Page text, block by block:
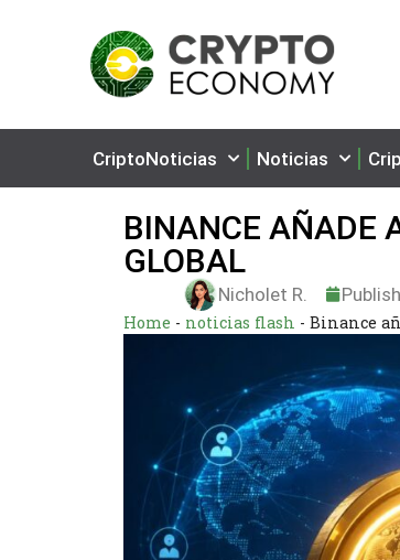
CriptoNoticias Noticias
BINANCE AÑADE
GLOBAL
Nicholet R.
Home - noticias flash - Binance